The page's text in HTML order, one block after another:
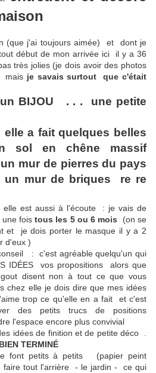
(que j'ai toujours aimée) et dont je
début de mon arrivée ici il y a 36
très jolies (je dois avoir des photos
mais je savais surtout que c'était
un BIJOU . . . une petite
elle a fait quelques belles
sol en chêne massif
mur de pierres du pays
mur de briques re re
est aussi à l'écoute : je vais de
fois tous les 5 ou 6 mois (on se
et je dois porter le masque il y a 2
d'eux )
: c'est agréable quelqu'un qui
IDÉES vos propositions alors que
disent non à tout ce que vous
chez elle je dois dire que mes idées
trop ce qu'elle en a fait et c'est
des petits trucs de positions
l'espace encore plus convivial
idées de finition et de petite déco .
TERMINÉ
font petits à petits (papier peint
tout l'arrière - le jardin - ce qui